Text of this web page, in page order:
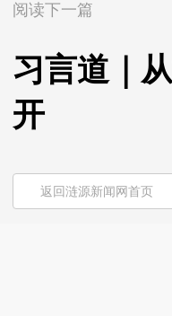
阅读下一篇
习言道｜
开
返回涟源新闻网首页